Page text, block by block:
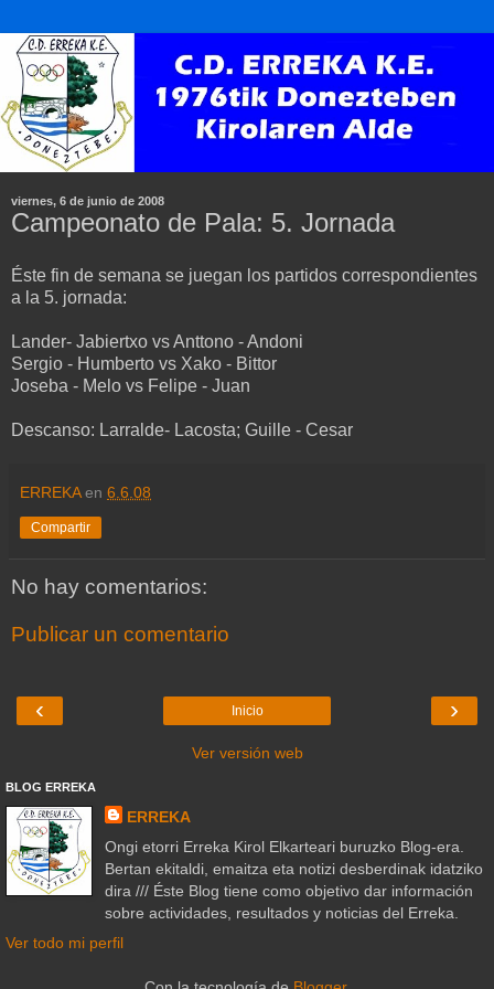
viernes, 6 de junio de 2008
Campeonato de Pala: 5. Jornada
Éste fin de semana se juegan los partidos correspondientes
a la 5. jornada:
Lander- Jabiertxo vs Anttono - Andoni
Sergio - Humberto vs Xako - Bittor
Joseba - Melo vs Felipe - Juan
Descanso: Larralde- Lacosta; Guille - Cesar
ERREKA en 6.6.08
Compartir
No hay comentarios:
Publicar un comentario
‹ ›
Inicio
Ver versión web
BLOG ERREKA
ERREKA
Ongi etorri Erreka Kirol Elkarteari buruzko Blog-era.
Bertan ekitaldi, emaitza eta notizi desberdinak idatziko
dira /// Éste Blog tiene como objetivo dar información
sobre actividades, resultados y noticias del Erreka.
Ver todo mi perfil